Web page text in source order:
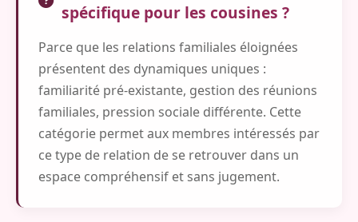
spécifique pour les cousines ?
Parce que les relations familiales éloignées
présentent des dynamiques uniques :
familiarité pré-existante, gestion des réunions
familiales, pression sociale différente. Cette
catégorie permet aux membres intéressés par
ce type de relation de se retrouver dans un
espace compréhensif et sans jugement.